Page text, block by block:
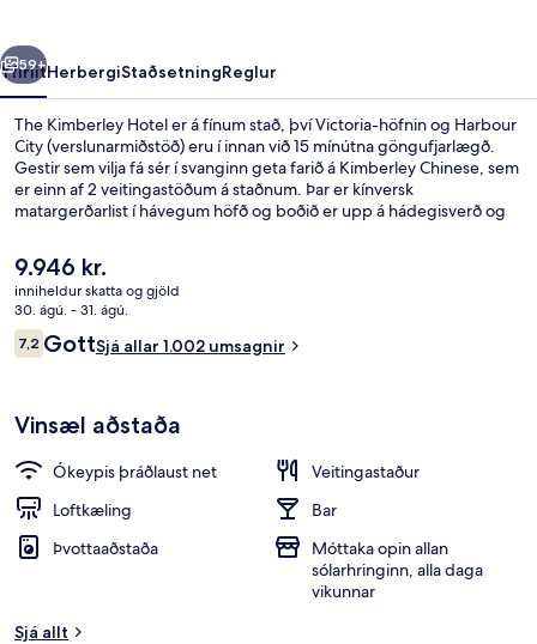
Næsta
59+
YfirlitHerbergiStaðsetningReglur
The Kimberley Hotel er á fínum stað, því Victoria-höfnin og Harbour
City (verslunarmiðstöð) eru í innan við 15 mínútna göngufjarlægð.
Gestir sem vilja fá sér í svanginn geta farið á Kimberley Chinese, sem
er einn af 2 veitingastöðum á staðnum. Þar er kínversk
matargerðarlist í hávegum höfð og boðið er upp á hádegisverð og
Kowloon Bay í einungis 5 mínútna akstursfjarlægð.
Núverandi
verð
er
9.946 kr.
9.946 kr.
inniheldur skatta og gjöld
30. ágú. - 31. ágú.
Umsagnir
7,27,2 af 10
GottSjá allar 1.002 umsagnir
Vinsæl aðstaða
Ókeypis þráðlaust net
Veitingastaður
Loftkæling
Bar
Þvottaaðstaða
Móttaka opin allan
sólarhringinn, alla daga
vikunnar
Sjá allt